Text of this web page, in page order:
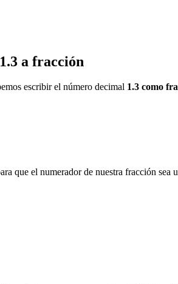
a fracción
escribir el número decimal 1.3 como
que el numerador de nuestra fracción